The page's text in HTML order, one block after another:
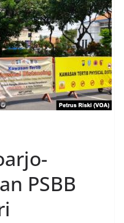
PSBB